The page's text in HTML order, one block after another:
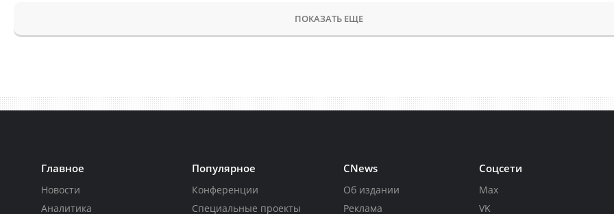
ПОКАЗАТЬ ЕЩЕ
Главное
Новости
Аналитика
Популярное
Конференции
Специальные проекты
CNews
Об издании
Реклама
Соцсети
Max
VK